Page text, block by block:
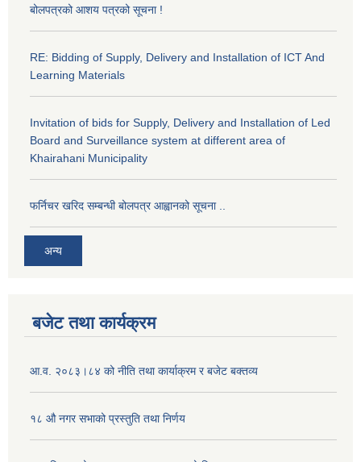
बोलपत्रको आशय पत्रको सूचना !
RE: Bidding of Supply, Delivery and Installation of ICT And
Learning Materials
Invitation of bids for Supply, Delivery and Installation of Led
Board and Surveillance system at different area of
Khairahani Municipality
फर्निचर खरिद सम्बन्धी बोलपत्र आह्वानको सूचना ..
अन्य
बजेट तथा कार्यक्रम
आ.व. २०८३।८४ को नीति तथा कार्याक्रम र बजेट बक्तव्य
१८ औ नगर सभाको प्रस्तुति तथा निर्णय